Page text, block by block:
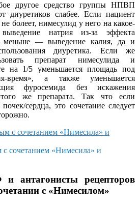
другое средство группы НПВП
диуретиков слабее. Если пациент
болеет, нимесулид у него на какое-
натрия из-за эффекта
меньше — выведение калия, да и
диуретика. Если же
препарат нимесулида и
на 1/5 уменьшается площадь под
время», а также уменьшается
фуросемида без искажения
же препарата. Так что если
сердца, это сочетание следует
сочетанием «Нимесила» и
антагонисты рецепторов
с «Нимесилом»